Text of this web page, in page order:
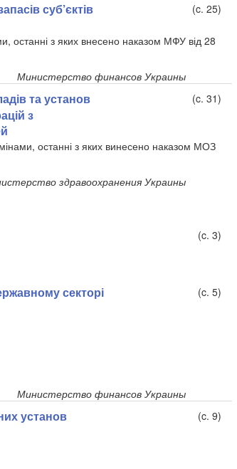
суб’єктів
(c. 25)
останні з яких внесено наказом МФУ від 28
Министерство финансов Украины
та установ
з
(c. 31)
останні з яких винесено наказом МОЗ
здравоохранения Украины
(c. 3)
секторі
(c. 5)
Министерство финансов Украины
установ
(c. 9)